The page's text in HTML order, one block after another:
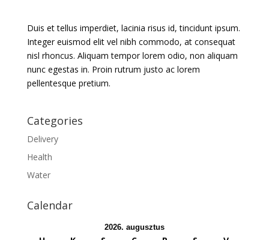
Duis et tellus imperdiet, lacinia risus id, tincidunt ipsum.
Integer euismod elit vel nibh commodo, at consequat
nisl rhoncus. Aliquam tempor lorem odio, non aliquam
nunc egestas in. Proin rutrum justo ac lorem
pellentesque pretium.
Categories
Delivery
Health
Water
Calendar
2026. augusztus